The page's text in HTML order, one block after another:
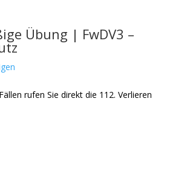
Übung | FwDV3 –
rufen Sie direkt die 112. Verlieren